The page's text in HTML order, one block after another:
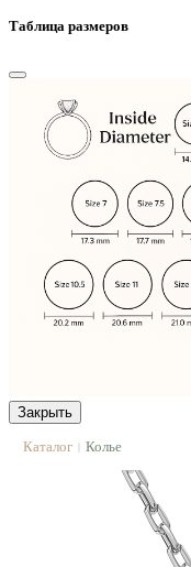
Таблица размеров
Закрыть
Каталог | Колье